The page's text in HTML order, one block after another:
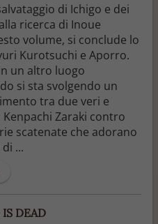
di Ichigo e dei
ricerca di Inoue
volume, si conclude lo
Kurotsuchi e Aporro.
un altro luogo
si sta svolgendo un
tra due veri e
Zaraki contro
scatenate che adorano
...
DEAD